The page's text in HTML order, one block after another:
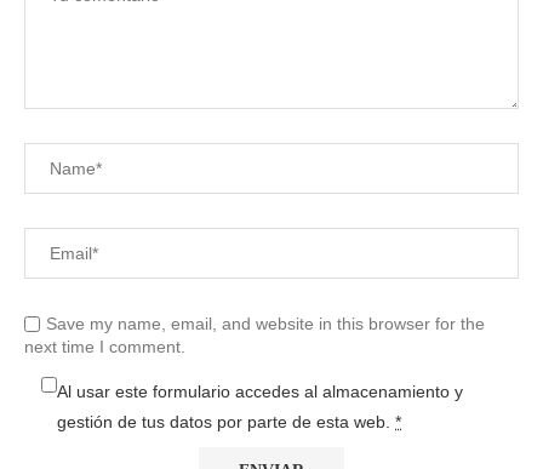
Save my name, email, and website in this browser for the
next time I comment.
Al usar este formulario accedes al almacenamiento y
gestión de tus datos por parte de esta web. *